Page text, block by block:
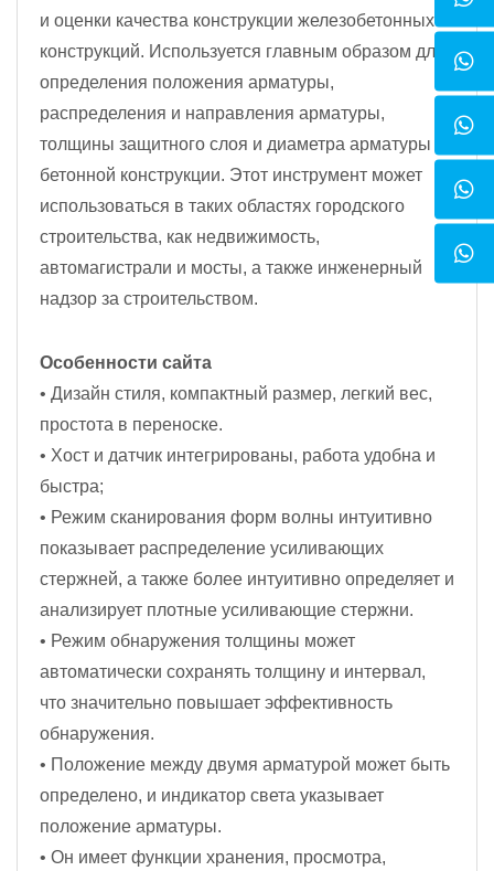
и оценки качества конструкции железобетонных
конструкций. Используется главным образом для
определения положения арматуры,
распределения и направления арматуры,
толщины защитного слоя и диаметра арматуры в
бетонной конструкции. Этот инструмент может
использоваться в таких областях городского
строительства, как недвижимость,
автомагистрали и мосты, а также инженерный
надзор за строительством.
Особенности сайта
• Дизайн стиля, компактный размер, легкий вес,
простота в переноске.
• Хост и датчик интегрированы, работа удобна и
быстра;
• Режим сканирования форм волны интуитивно
показывает распределение усиливающих
стержней, а также более интуитивно определяет и
анализирует плотные усиливающие стержни.
• Режим обнаружения толщины может
автоматически сохранять толщину и интервал,
что значительно повышает эффективность
обнаружения.
• Положение между двумя арматурой может быть
определено, и индикатор света указывает
положение арматуры.
• Он имеет функции хранения, просмотра,